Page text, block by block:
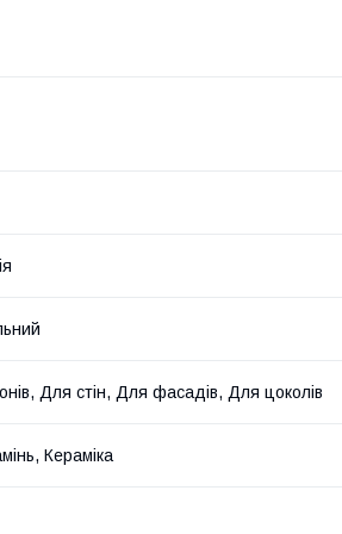
Для стін, Для фасадів, Для цоколів
Кераміка